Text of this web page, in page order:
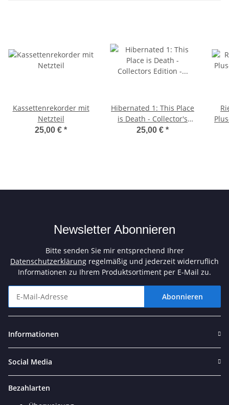
Kassettenrekorder mit
Netzteil
25,00 € *
Hibernated 1: This Place
is Death - Collector's
Edition - CPC/Spectrum
25,00 € *
Newsletter Abonnieren
Bitte senden Sie mir entsprechend Ihrer
Datenschutzerklärung regelmäßig und jederzeit widerruflich
Informationen zu Ihrem Produktsortiment per E-Mail zu.
Abonnieren
Informationen
Social Media
Bezahlarten